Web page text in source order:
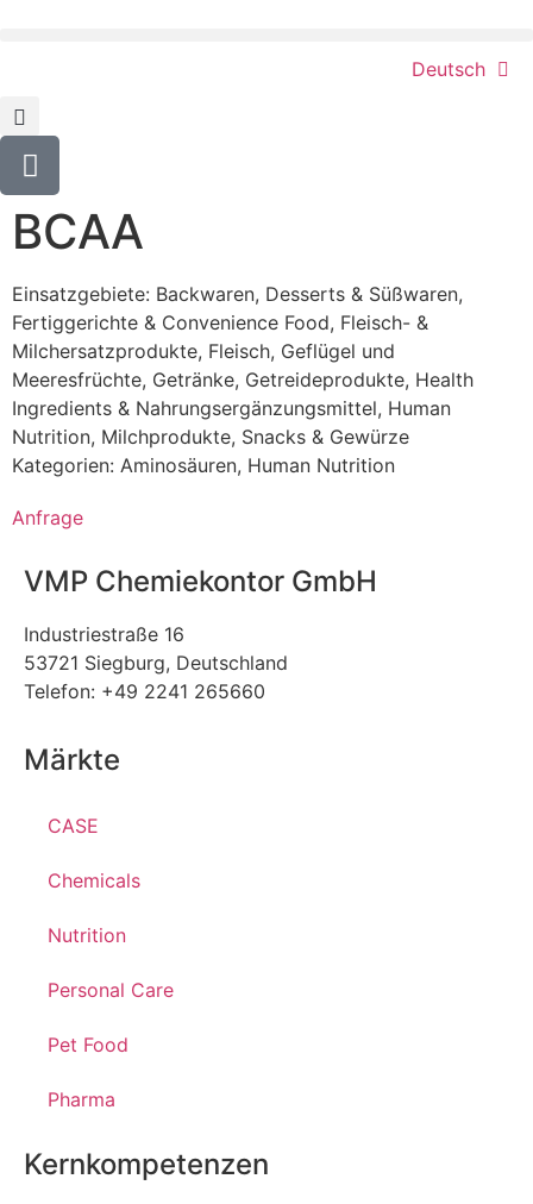
Deutsch
BCAA
Einsatzgebiete: Backwaren, Desserts & Süßwaren,
Fertiggerichte & Convenience Food, Fleisch- &
Milchersatzprodukte, Fleisch, Geflügel und
Meeresfrüchte, Getränke, Getreideprodukte, Health
Ingredients & Nahrungsergänzungsmittel, Human
Nutrition, Milchprodukte, Snacks & Gewürze
Kategorien: Aminosäuren, Human Nutrition
Anfrage
VMP Chemiekontor GmbH
Industriestraße 16
53721 Siegburg, Deutschland
Telefon: +49 2241 265660
Märkte
CASE
Chemicals
Nutrition
Personal Care
Pet Food
Pharma
Kernkompetenzen